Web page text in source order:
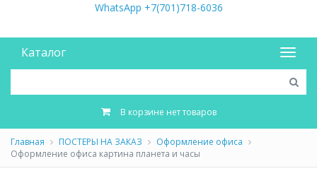
WhatsApp +7(701)718-6036
Каталог
В корзине нет товаров
Главная ПОСТЕРЫ НА ЗАКАЗ
Оформление офиса
Оформление офиса картина планета и часы